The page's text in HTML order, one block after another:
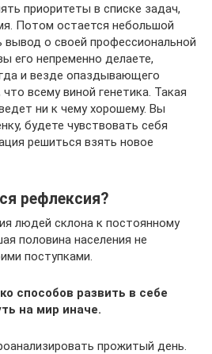
приоритеты в списке задач,
Потом остается небольшой
о своей профессиональной
его непременно делаете,
и везде опаздывающего
всему виной генетика. Такая
ни к чему хорошему. Вы
будете чувствовать себя
решиться взять новое
рефлексия?
людей склона к постоянному
половина населения не
поступками.
способов развить в себе
на мир иначе.
прожитый день.